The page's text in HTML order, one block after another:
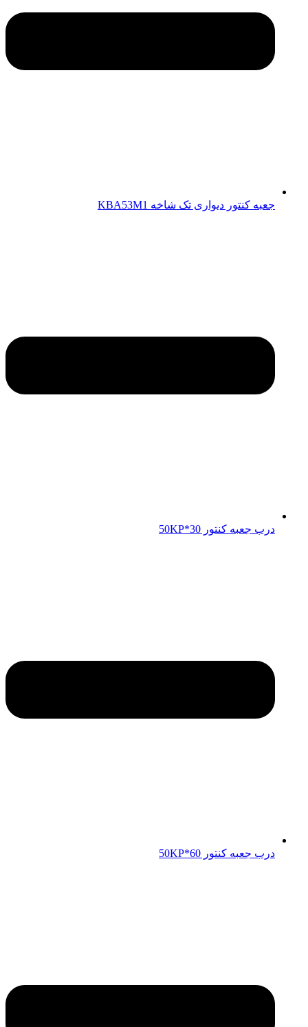
جعبه کنتور دیواری تک شاخه KBA53M1
درب جعبه کنتور 50KP*30
درب جعبه کنتور 50KP*60